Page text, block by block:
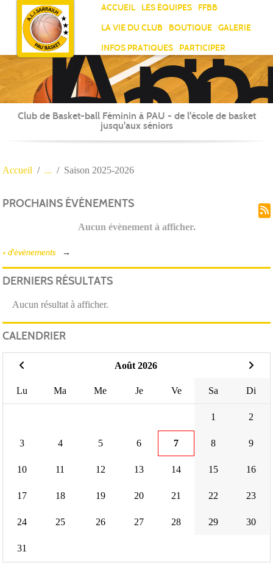
ACCUEIL LES ÉQUIPES
FFBB
LA VIE DU CLUB
BOUTIQUE
GALERIE
INFOS PRATIQUES
PARTICIPER
Club de Basket-ball Féminin à PAU - de l'école de basket
jusqu'aux séniors
Accueil Saison 2025-2026
PROCHAINS ÉVÉNEMENTS
Aucun évènement à afficher.
+ d'évènements
DERNIERS RÉSULTATS
Aucun résultat à afficher.
CALENDRIER
Août 2026
Lu Ma Me Je Ve Sa Di
1 2
3 4 5 6 7 8 9
10 11 12 13 14 15 16
17 18 19 20 21 22 23
24 25 26 27 28 29 30
31
Panneau de gestion des cookies